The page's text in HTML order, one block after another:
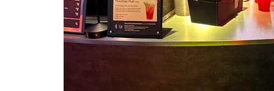
[속보]코스닥, 800p 회복…0.26% 오른 801.67 마감
[속보]코스피, 301.88포인트(4.58%) 내린 6296.38 마감
[속보]원·달러 환율, 0.7원 내린 1423.8원 마감
"여기 떨어졌다"…다누리, 스페이스X 로켓 달 충돌 흔적 포착